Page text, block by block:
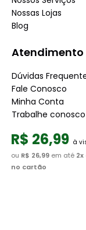
R$ 26,99
ou R$ 26,99 em até 2x
no cartão
Nossas Lojas
Blog
Atendimento
Dúvidas
Fale Conosco
Minha Conta
Trabalhe conosco
Dúvidas